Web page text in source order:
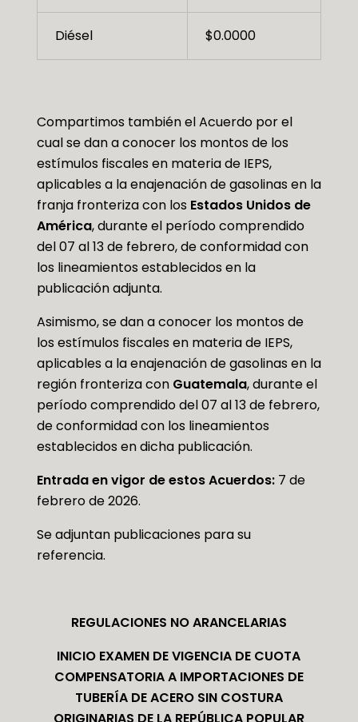
Diésel $0.0000
Compartimos también el Acuerdo por el
cual se dan a conocer los montos de los
estímulos fiscales en materia de IEPS,
aplicables a la enajenación de gasolinas en la
franja fronteriza con los Estados Unidos de
América, durante el período comprendido
del 07 al 13 de febrero, de conformidad con
los lineamientos establecidos en la
publicación adjunta.
Asimismo, se dan a conocer los montos de
los estímulos fiscales en materia de IEPS,
aplicables a la enajenación de gasolinas en la
región fronteriza con Guatemala, durante el
período comprendido del 07 al 13 de febrero,
de conformidad con los lineamientos
establecidos en dicha publicación.
Entrada en vigor de estos Acuerdos: 7 de
febrero de 2026.
Se adjuntan publicaciones para su
referencia.
REGULACIONES NO ARANCELARIAS
INICIO EXAMEN DE VIGENCIA DE CUOTA
COMPENSATORIA A IMPORTACIONES DE
TUBERÍA DE ACERO SIN COSTURA
ORIGINARIAS DE LA REPÚBLICA POPULAR